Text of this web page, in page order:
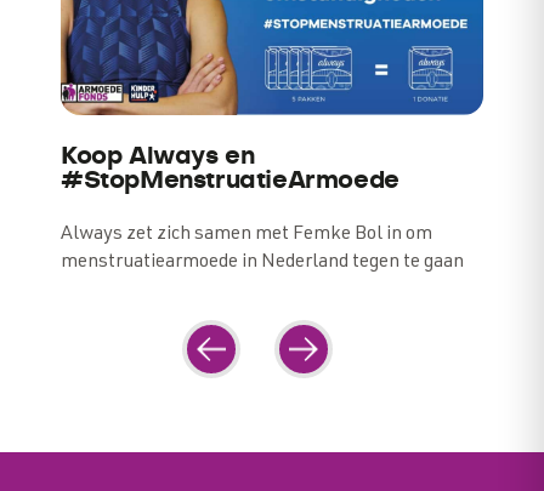
Koop Always en
#StopMenstruatieArmoede
Always zet zich samen met Femke Bol in om
menstruatiearmoede in Nederland tegen te gaan
Navigation
Previous